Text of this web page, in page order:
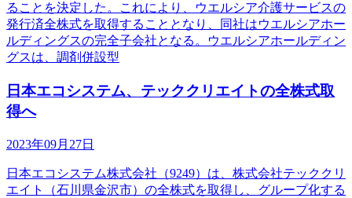
ることを決定した。これにより、ウエルシア介護サービスの
発行済全株式を取得することとなり、同社はウエルシアホー
ルディングスの完全子会社となる。ウエルシアホールディン
グスは、調剤併設型
日本エコシステム、テッククリエイトの全株式取
得へ
2023年09月27日
日本エコシステム株式会社（9249）は、株式会社テッククリ
エイト（石川県金沢市）の全株式を取得し、グループ化する